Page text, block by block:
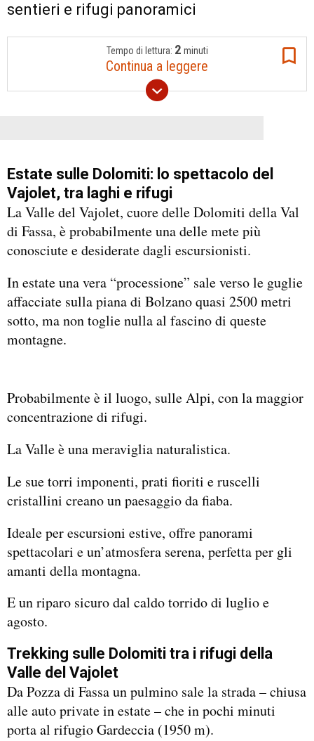
sentieri e rifugi panoramici
Tempo di lettura: 2 minuti
Continua a leggere
Estate sulle Dolomiti: lo spettacolo del
Vajolet, tra laghi e rifugi
La Valle del Vajolet, cuore delle Dolomiti della Val
di Fassa, è probabilmente una delle mete più
conosciute e desiderate dagli escursionisti.
In estate una vera “processione” sale verso le guglie
affacciate sulla piana di Bolzano quasi 2500 metri
sotto, ma non toglie nulla al fascino di queste
montagne.
Probabilmente è il luogo, sulle Alpi, con la maggior
concentrazione di rifugi.
La Valle è una meraviglia naturalistica.
Le sue torri imponenti, prati fioriti e ruscelli
cristallini creano un paesaggio da fiaba.
Ideale per escursioni estive, offre panorami
spettacolari e un’atmosfera serena, perfetta per gli
amanti della montagna.
E un riparo sicuro dal caldo torrido di luglio e
agosto.
Trekking sulle Dolomiti tra i rifugi della
Valle del Vajolet
Da Pozza di Fassa un pulmino sale la strada – chiusa
alle auto private in estate – che in pochi minuti
porta al rifugio Gardeccia (1950 m).